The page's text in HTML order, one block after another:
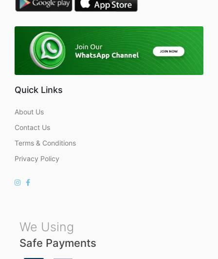
Quick Links
About Us
Contact Us
Terms & Conditions
Privacy Policy
We Using
Safe Payments